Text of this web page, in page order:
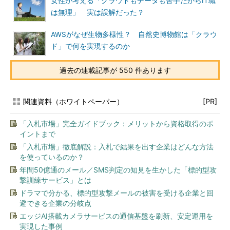
は無理」 実は誤解だった？
AWSがなぜ生物多様性？ 自然史博物館は「クラウ
ド」で何を実現するのか
過去の連載記事が 550 件あります
関連資料（ホワイトペーパー） [PR]
「入札市場」完全ガイドブック：メリットから資格取得のポ
イントまで
「入札市場」徹底解説：入札で結果を出す企業はどんな方法
を使っているのか？
年間50億通のメール／SMS判定の知見を生かした「標的型攻
撃訓練サービス」とは
ドラマで分かる、標的型攻撃メールの被害を受ける企業と回
避できる企業の分岐点
エッジAI搭載カメラサービスの通信基盤を刷新、安定運用を
実現した事例